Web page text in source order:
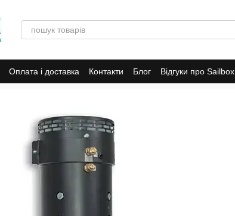
Оплата і доставка Контакти Блог Відгуки про Sailbox